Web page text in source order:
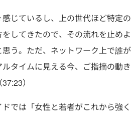
じているし、上の世代ほど特定の
してきたので、その流れを止めよ
う。ただ、ネットワーク上で誰が
タイムに見える今、ご指摘の動き
）
では「女性と若者がこれから強く